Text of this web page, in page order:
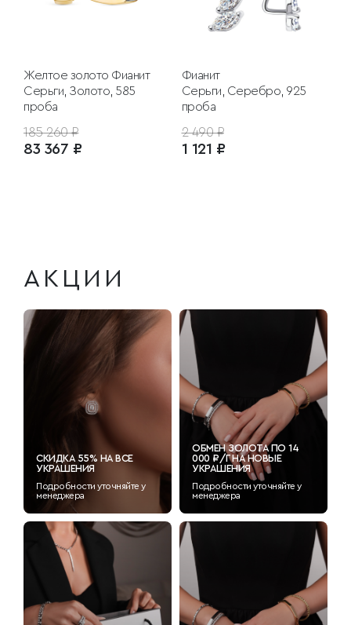
Желтое золото Фианит
Серьги, Золото, 585
проба
185 260 ₽
83 367 ₽
Фианит
Серьги, Серебро, 925
проба
2 490 ₽
1 121 ₽
АКЦИИ
СКИДКА 55% НА ВСЕ
УКРАШЕНИЯ
Подробности уточняйте у
менеджера
ОБМЕН ЗОЛОТА ПО 14
000 ₽/Г НА НОВЫЕ
УКРАШЕНИЯ
Подробности уточняйте у
менеджера